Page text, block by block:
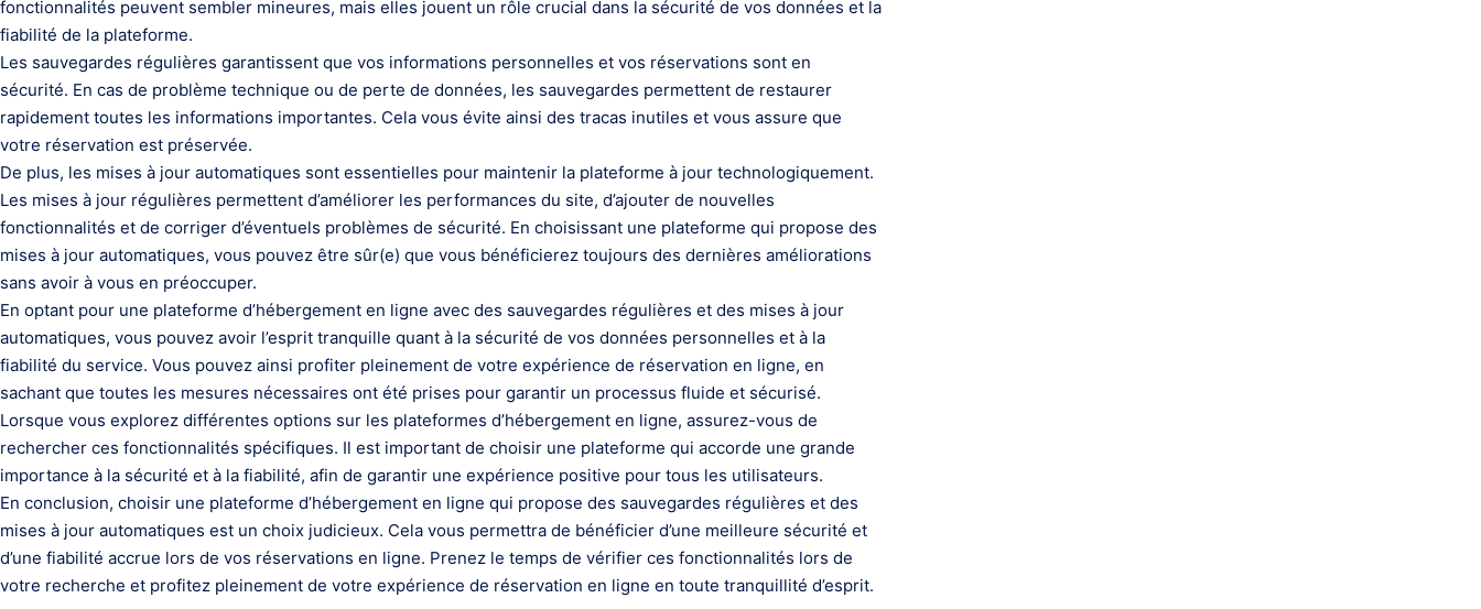
fonctionnalités peuvent sembler mineures, mais elles jouent un rôle crucial dans la sécurité de vos données et la
fiabilité de la plateforme.
Les sauvegardes régulières garantissent que vos informations personnelles et vos réservations sont en
sécurité. En cas de problème technique ou de perte de données, les sauvegardes permettent de restaurer
rapidement toutes les informations importantes. Cela vous évite ainsi des tracas inutiles et vous assure que
votre réservation est préservée.
De plus, les mises à jour automatiques sont essentielles pour maintenir la plateforme à jour technologiquement.
Les mises à jour régulières permettent d’améliorer les performances du site, d’ajouter de nouvelles
fonctionnalités et de corriger d’éventuels problèmes de sécurité. En choisissant une plateforme qui propose des
mises à jour automatiques, vous pouvez être sûr(e) que vous bénéficierez toujours des dernières améliorations
sans avoir à vous en préoccuper.
En optant pour une plateforme d’hébergement en ligne avec des sauvegardes régulières et des mises à jour
automatiques, vous pouvez avoir l’esprit tranquille quant à la sécurité de vos données personnelles et à la
fiabilité du service. Vous pouvez ainsi profiter pleinement de votre expérience de réservation en ligne, en
sachant que toutes les mesures nécessaires ont été prises pour garantir un processus fluide et sécurisé.
Lorsque vous explorez différentes options sur les plateformes d’hébergement en ligne, assurez-vous de
rechercher ces fonctionnalités spécifiques. Il est important de choisir une plateforme qui accorde une grande
importance à la sécurité et à la fiabilité, afin de garantir une expérience positive pour tous les utilisateurs.
En conclusion, choisir une plateforme d’hébergement en ligne qui propose des sauvegardes régulières et des
mises à jour automatiques est un choix judicieux. Cela vous permettra de bénéficier d’une meilleure sécurité et
d’une fiabilité accrue lors de vos réservations en ligne. Prenez le temps de vérifier ces fonctionnalités lors de
votre recherche et profitez pleinement de votre expérience de réservation en ligne en toute tranquillité d’esprit.